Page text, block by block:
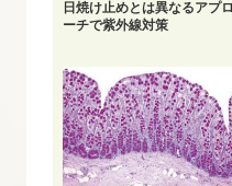
日焼け止めとは異なるアプロ
ーチで紫外線対策